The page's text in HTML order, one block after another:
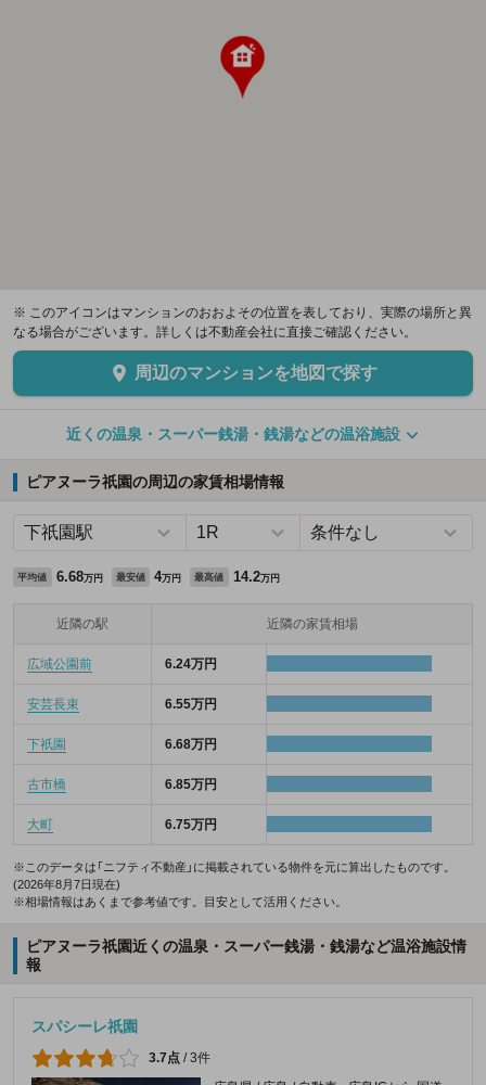
※ このアイコンはマンションのおおよその位置を表しており、実際の場所と異
なる場合がございます。詳しくは不動産会社に直接ご確認ください。
周辺のマンションを地図で探す
近くの温泉・スーパー銭湯・銭湯などの温浴施設
ピアヌーラ祇園の周辺の家賃相場情報
平均値 6.68万円 最安値 4万円 最高値 14.2万円
近隣の駅 近隣の家賃相場
広域公園前 6.24万円
安芸長束 6.55万円
下祇園 6.68万円
古市橋 6.85万円
大町 6.75万円
※このデータは「ニフティ不動産」に掲載されている物件を元に算出したものです。
(2026年8月7日現在)
※相場情報はあくまで参考値です。目安として活用ください。
ピアヌーラ祇園近くの温泉・スーパー銭湯・銭湯など温浴施設情
報
スパシーレ祇園
3.7点 /3件